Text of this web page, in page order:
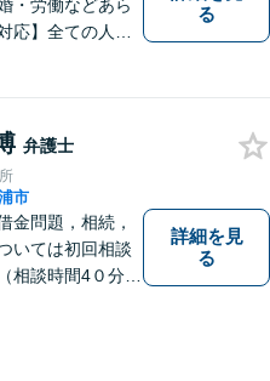
・労働などあら
応】全ての人へ
す。まずはお気
ださい。【駐車
る
弁護士
市
金問題，相続，
いては初回相談
相談時間4０分ま
詳細を見
る